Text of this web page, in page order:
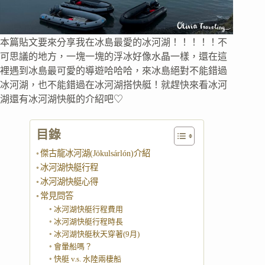
本篇貼文要來分享我在冰島最愛的冰河湖！！！！！不
可思議的地方，一塊一塊的浮冰好像水晶一樣，還在這
裡遇到冰島最可愛的導遊哈哈哈，來冰島絕對不能錯過
冰河湖，也不能錯過在冰河湖搭快艇！就趕快來看冰河
湖還有冰河湖快艇的介紹吧♡
目錄
傑古龍冰河湖(Jökulsárlón)介紹
冰河湖快艇行程
冰河湖快艇心得
常見問答
冰河湖快艇行程費用
冰河湖快艇行程時長
冰河湖快艇秋天穿著(9月)
會暈船嗎？
快艇 v.s. 水陸兩棲船